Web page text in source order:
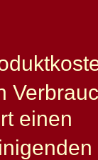
einen